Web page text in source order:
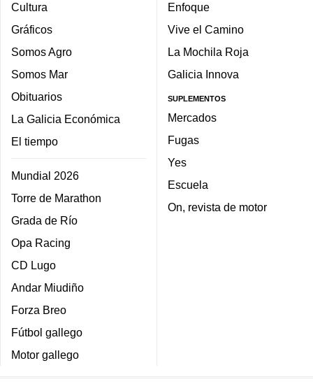
Cultura
Gráficos
Somos Agro
Somos Mar
Obituarios
La Galicia Económica
El tiempo
Mundial 2026
Torre de Marathon
Grada de Río
Opa Racing
CD Lugo
Andar Miudiño
Forza Breo
Fútbol gallego
Motor gallego
Enfoque
Vive el Camino
La Mochila Roja
Galicia Innova
SUPLEMENTOS
Mercados
Fugas
Yes
Escuela
On, revista de motor